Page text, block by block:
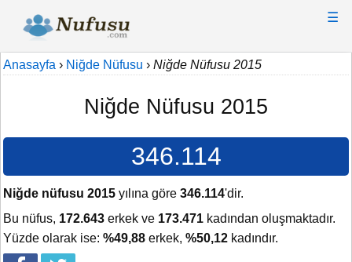
☰
Anasayfa › Niğde Nüfusu › Niğde Nüfusu 2015
Niğde Nüfusu 2015
346.114
Niğde nüfusu 2015 yılına göre 346.114'dir.
Bu nüfus, 172.643 erkek ve 173.471 kadından oluşmaktadır.
Yüzde olarak ise: %49,88 erkek, %50,12 kadındır.